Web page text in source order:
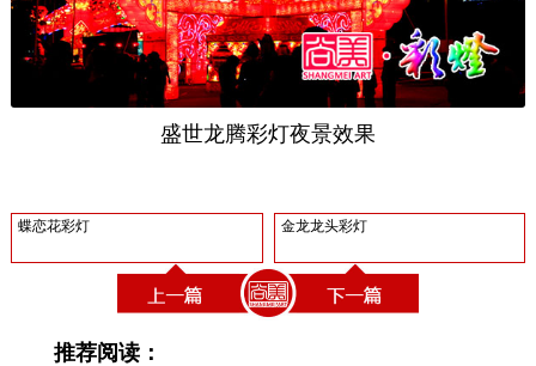
盛世龙腾彩灯夜景效果
蝶恋花彩灯 金龙龙头彩灯
推荐阅读：